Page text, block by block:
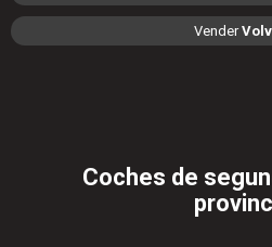
Vender
Coches de